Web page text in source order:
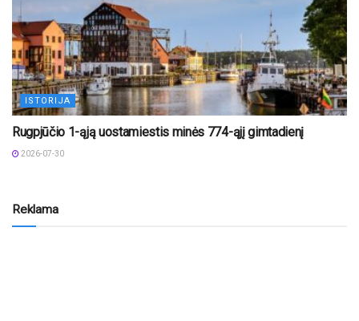
ISTORIJA
Rugpjūčio 1-ąją uostamiestis minės 774-ąjį gimtadienį
2026-07-30
Reklama